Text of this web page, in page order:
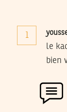
1
le
bien